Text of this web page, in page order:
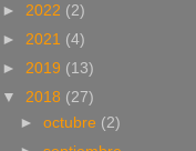
► 2022 (2)
► 2021 (4)
► 2019 (13)
▼ 2018 (27)
►octubre (2)